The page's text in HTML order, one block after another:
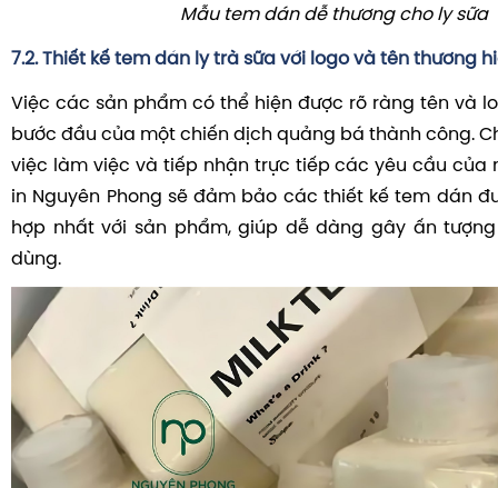
Mẫu tem dán dễ thương cho ly sữa
7.2. Thiết kế tem dán ly trà sữa với logo và tên thương
Việc các sản phẩm có thể hiện được rõ ràng tên và
bước đầu của một chiến dịch quảng bá thành công.
việc làm việc và tiếp nhận trực tiếp các yêu cầu của
in Nguyên Phong sẽ đảm bảo các thiết kế tem dán
hợp nhất với sản phẩm, giúp dễ dàng gây ấn
dùng.